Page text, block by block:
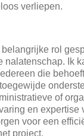
verliepen.
rol
nalatenschap. Ik
die
of
en expertise
voor een
project.